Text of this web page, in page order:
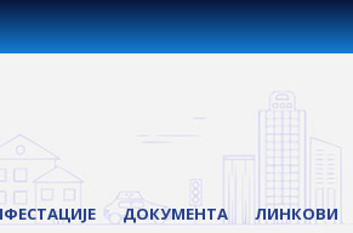
ДОКУМЕНТА ЛИНКОВИ